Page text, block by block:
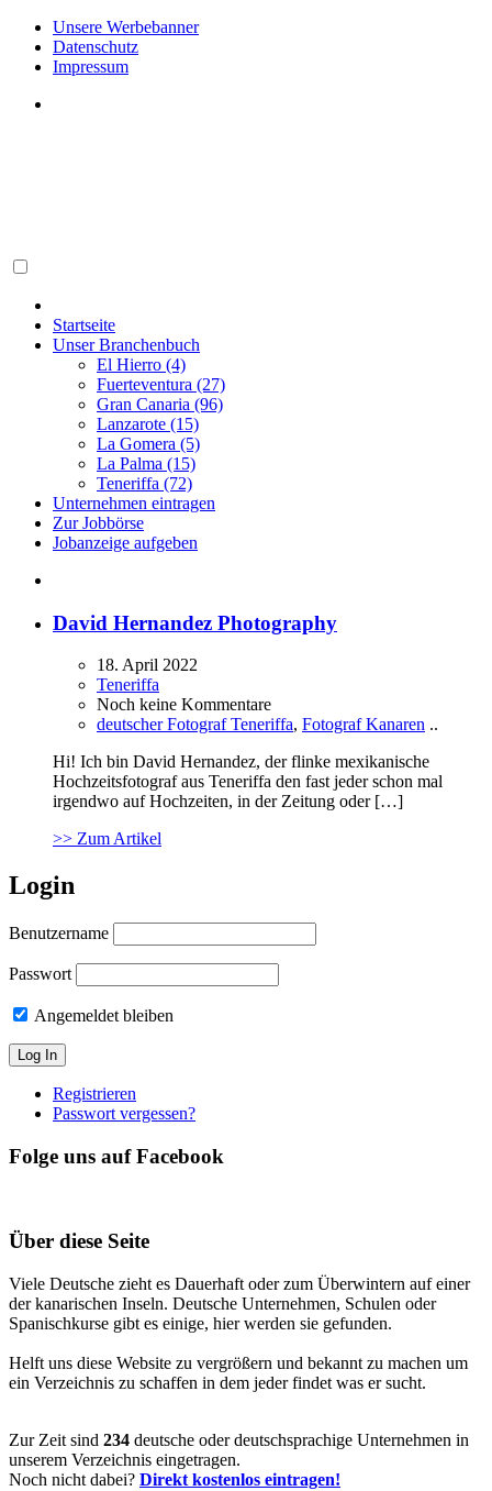
Unsere Werbebanner
Datenschutz
Impressum
Startseite
Unser Branchenbuch
El Hierro (4)
Fuerteventura (27)
Gran Canaria (96)
Lanzarote (15)
La Gomera (5)
La Palma (15)
Teneriffa (72)
Unternehmen eintragen
Zur Jobbörse
Jobanzeige aufgeben
David Hernandez Photography
18. April 2022
Teneriffa
Noch keine Kommentare
deutscher Fotograf Teneriffa, Fotograf Kanaren ..
Hi! Ich bin David Hernandez, der flinke mexikanische
Hochzeitsfotograf aus Teneriffa den fast jeder schon mal
irgendwo auf Hochzeiten, in der Zeitung oder […]
>> Zum Artikel
Login
Benutzername
Passwort
Angemeldet bleiben
Registrieren
Passwort vergessen?
Folge uns auf Facebook
Über diese Seite
Viele Deutsche zieht es Dauerhaft oder zum Überwintern auf einer
der kanarischen Inseln. Deutsche Unternehmen, Schulen oder
Spanischkurse gibt es einige, hier werden sie gefunden.
Helft uns diese Website zu vergrößern und bekannt zu machen um
ein Verzeichnis zu schaffen in dem jeder findet was er sucht.
Zur Zeit sind 234 deutsche oder deutschsprachige Unternehmen in
unserem Verzeichnis eingetragen.
Noch nicht dabei? Direkt kostenlos eintragen!